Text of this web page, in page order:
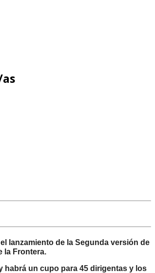
lanzamiento de la Segunda versión de
la Frontera.
habrá un cupo para 45 dirigentas y los